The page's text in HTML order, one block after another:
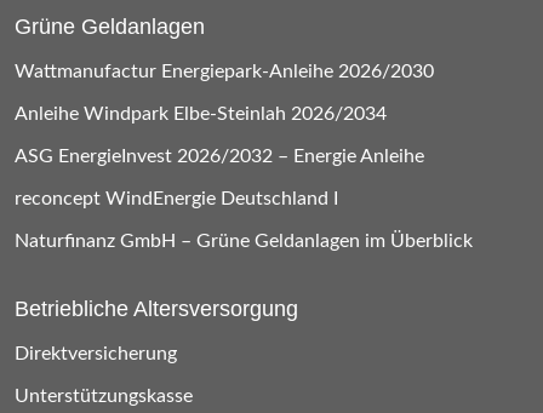
Grüne Geldanlagen
Wattmanufactur Energiepark-Anleihe 2026/2030
Anleihe Windpark Elbe-Steinlah 2026/2034
ASG EnergieInvest 2026/2032 – Energie Anleihe
reconcept WindEnergie Deutschland I
Naturfinanz GmbH – Grüne Geldanlagen im Überblick
Betriebliche Altersversorgung
Direktversicherung
Unterstützungskasse